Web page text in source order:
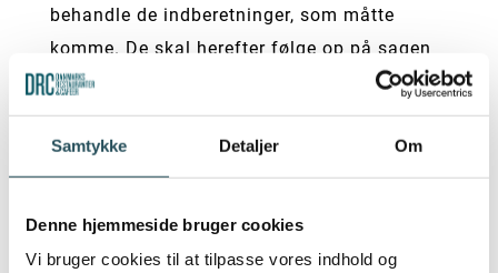
Samtykke Detaljer Om
Denne hjemmeside bruger cookies
Vi bruger cookies til at tilpasse vores indhold og
behandle de indberetninger, som måtte
komme. De skal herefter følge op på sagen
og samtidig iagttage kravet om
fortrolighed. Såfremt virksomheden ikke
synes, at det skal være de ansatte selv som
skal håndtere indberetningerne, kan
virksomheden overlade opgaven til en
tredjepart udefra.